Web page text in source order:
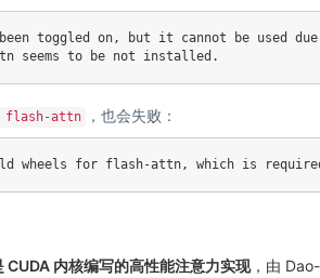
been toggled on, but it cannot be used
attn ，也会失败：
内核编写的高性能注意力实现，由